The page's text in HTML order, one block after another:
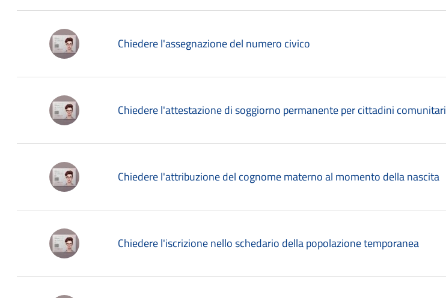
Chiedere l'assegnazione del numero civico
Chiedere l'attestazione di soggiorno permanente per cittadini comunitari
Chiedere l'attribuzione del cognome materno al momento della nascita
Chiedere l'iscrizione nello schedario della popolazione temporanea